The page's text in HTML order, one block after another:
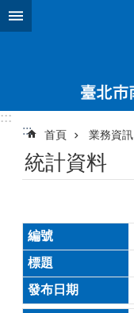
跳到主要內容區塊
:::
:::
首頁 業務資訊
統計資料